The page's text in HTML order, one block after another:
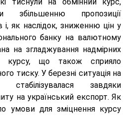
збільшенню пропозиції
і, як наслідок, зниженню цін у
банку на валютному
на згладжування надмірних
курсу, що також сприяло
тиску. У березні ситуація на
завдяки
на український експорт. Як
умови для зміцнення курсу